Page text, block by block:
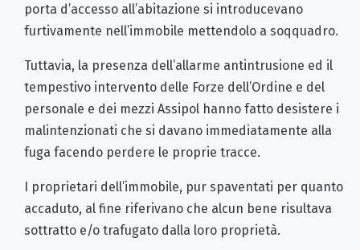
porta d’accesso all’abitazione si introducevano
furtivamente nell’immobile mettendolo a soqquadro.
Tuttavia, la presenza dell’allarme antintrusione ed il
tempestivo intervento delle Forze dell’Ordine e del
personale e dei mezzi Assipol hanno fatto desistere i
malintenzionati che si davano immediatamente alla
fuga facendo perdere le proprie tracce.
I proprietari dell’immobile, pur spaventati per quanto
accaduto, al fine riferivano che alcun bene risultava
sottratto e/o trafugato dalla loro proprietà.